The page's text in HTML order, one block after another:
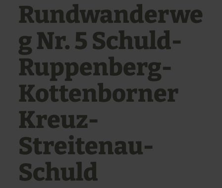
Rundwanderwe
g Nr. 5 Schuld-
Ruppenberg-
Kottenborner
Kreuz-
Streitenau-
Schuld